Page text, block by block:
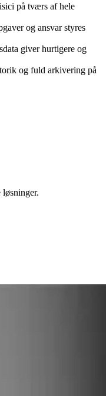
på tværs af hele
og ansvar styres
giver hurtigere og
og fuld arkivering på